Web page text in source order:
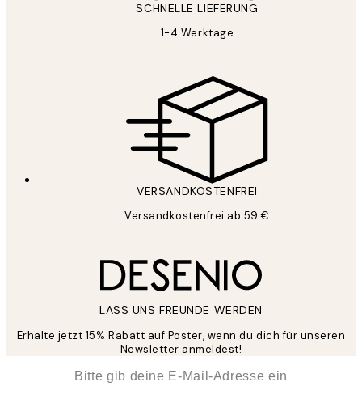
SCHNELLE LIEFERUNG
1-4 Werktage
VERSANDKOSTENFREI
Versandkostenfrei ab 59 €
LASS UNS FREUNDE WERDEN
Erhalte jetzt 15% Rabatt auf Poster, wenn du dich für unseren
Newsletter anmeldest!